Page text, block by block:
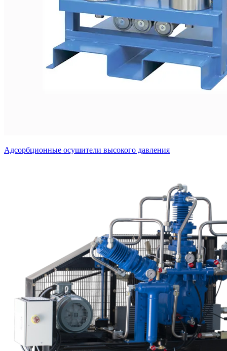
Адсорбционные осушители высокого давления